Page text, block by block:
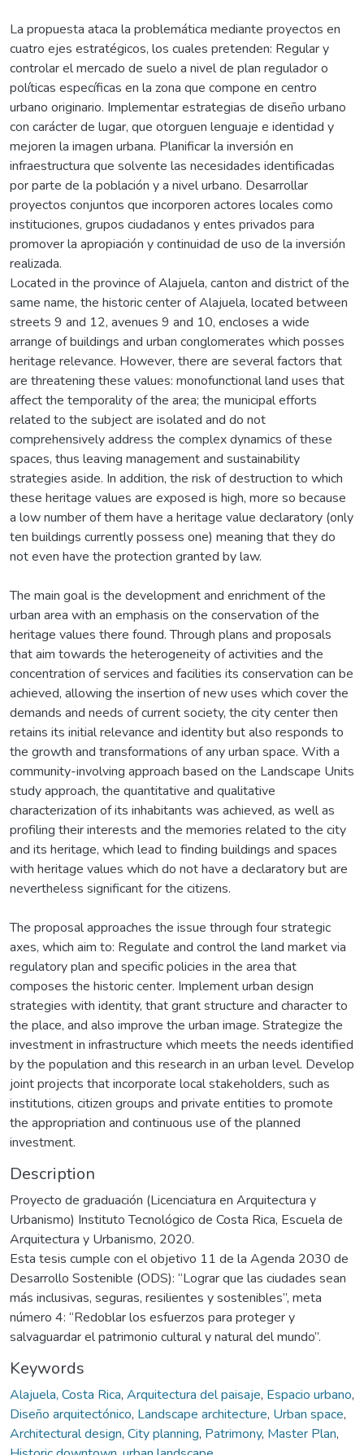
La propuesta ataca la problemática mediante proyectos en
cuatro ejes estratégicos, los cuales pretenden: Regular y
controlar el mercado de suelo a nivel de plan regulador o
políticas específicas en la zona que compone en centro
urbano originario. Implementar estrategias de diseño urbano
con carácter de lugar, que otorguen lenguaje e identidad y
mejoren la imagen urbana. Planificar la inversión en
infraestructura que solvente las necesidades identificadas
por parte de la población y a nivel urbano. Desarrollar
proyectos conjuntos que incorporen actores locales como
instituciones, grupos ciudadanos y entes privados para
promover la apropiación y continuidad de uso de la inversión
realizada.
Located in the province of Alajuela, canton and district of the
same name, the historic center of Alajuela, located between
streets 9 and 12, avenues 9 and 10, encloses a wide
arrange of buildings and urban conglomerates which posses
heritage relevance. However, there are several factors that
are threatening these values: monofunctional land uses that
affect the temporality of the area; the municipal efforts
related to the subject are isolated and do not
comprehensively address the complex dynamics of these
spaces, thus leaving management and sustainability
strategies aside. In addition, the risk of destruction to which
these heritage values are exposed is high, more so because
a low number of them have a heritage value declaratory (only
ten buildings currently possess one) meaning that they do
not even have the protection granted by law.
The main goal is the development and enrichment of the
urban area with an emphasis on the conservation of the
heritage values there found. Through plans and proposals
that aim towards the heterogeneity of activities and the
concentration of services and facilities its conservation can be
achieved, allowing the insertion of new uses which cover the
demands and needs of current society, the city center then
retains its initial relevance and identity but also responds to
the growth and transformations of any urban space. With a
community-involving approach based on the Landscape Units
study approach, the quantitative and qualitative
characterization of its inhabitants was achieved, as well as
profiling their interests and the memories related to the city
and its heritage, which lead to finding buildings and spaces
with heritage values which do not have a declaratory but are
nevertheless significant for the citizens.
The proposal approaches the issue through four strategic
axes, which aim to: Regulate and control the land market via
regulatory plan and specific policies in the area that
composes the historic center. Implement urban design
strategies with identity, that grant structure and character to
the place, and also improve the urban image. Strategize the
investment in infrastructure which meets the needs identified
by the population and this research in an urban level. Develop
joint projects that incorporate local stakeholders, such as
institutions, citizen groups and private entities to promote
the appropriation and continuous use of the planned
investment.
Description
Proyecto de graduación (Licenciatura en Arquitectura y
Urbanismo) Instituto Tecnológico de Costa Rica, Escuela de
Arquitectura y Urbanismo, 2020.
Esta tesis cumple con el objetivo 11 de la Agenda 2030 de
Desarrollo Sostenible (ODS): “Lograr que las ciudades sean
más inclusivas, seguras, resilientes y sostenibles”, meta
número 4: “Redoblar los esfuerzos para proteger y
salvaguardar el patrimonio cultural y natural del mundo”.
Keywords
Alajuela, Costa Rica, Arquitectura del paisaje, Espacio urbano,
Diseño arquitectónico, Landscape architecture, Urban space,
Architectural design, City planning, Patrimony, Master Plan,